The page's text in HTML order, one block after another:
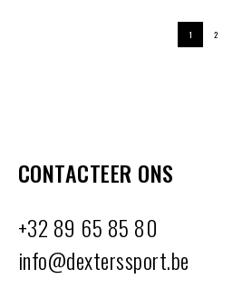
1 2
CONTACTEER ONS
+32 89 65 85 80
info@dexterssport.be